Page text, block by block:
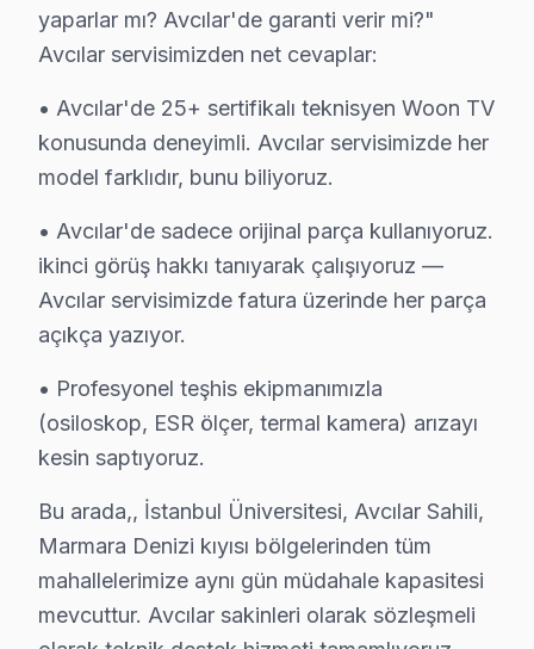
Woon TV Servis Kapsamı
✓ 15+ Yıl Deneyim
✓ Orijinal Yedek Parça
✓ Ücretsiz Arıza Tespiti
Avcılar, İstanbul'un köklü ilçelerinden biri olup bölgemizdeki
Woon vs Diğer Markalar: Avcılar Servis
Avcılar ilçesinde ekran onarımı arayışında olan
Woon cihazlarının arıza profili ise, diğer markalara
Woon Arıza Türleri: Markalar Arası Fark
Avcılar bölgesinden gelen Woon TV'lerde en sık
yaparlar mı? Avcılar'de garanti verir mi?"
Avcılar servisimizden net cevaplar:
• Avcılar'de 25+ sertifikalı teknisyen Woon TV
konusunda deneyimli. Avcılar servisimizde her
model farklıdır, bunu biliyoruz.
• Avcılar'de sadece orijinal parça kullanıyoruz.
ikinci görüş hakkı tanıyarak çalışıyoruz —
Avcılar servisimizde fatura üzerinde her parça
açıkça yazıyor.
• Profesyonel teşhis ekipmanımızla
(osiloskop, ESR ölçer, termal kamera) arızayı
kesin saptıyoruz.
Bu arada,, İstanbul Üniversitesi, Avcılar Sahili,
Marmara Denizi kıyısı bölgelerinden tüm
mahallelerimize aynı gün müdahale kapasitesi
mevcuttur. Avcılar sakinleri olarak sözleşmeli